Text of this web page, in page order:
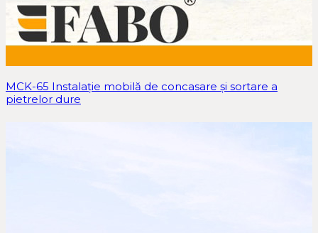
MCK-65 Instalație mobilă de concasare și sortare a
pietrelor dure